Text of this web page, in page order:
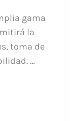
gama
la
toma de
…